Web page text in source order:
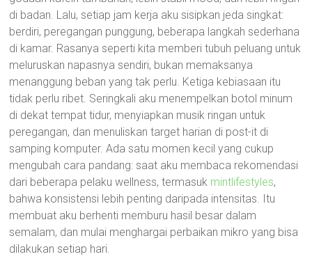
di badan. Lalu, setiap jam kerja aku sisipkan jeda singkat:
berdiri, peregangan punggung, beberapa langkah sederhana
di kamar. Rasanya seperti kita memberi tubuh peluang untuk
meluruskan napasnya sendiri, bukan memaksanya
menanggung beban yang tak perlu. Ketiga kebiasaan itu
tidak perlu ribet. Seringkali aku menempelkan botol minum
di dekat tempat tidur, menyiapkan musik ringan untuk
peregangan, dan menuliskan target harian di post-it di
samping komputer. Ada satu momen kecil yang cukup
mengubah cara pandang: saat aku membaca rekomendasi
dari beberapa pelaku wellness, termasuk mintlifestyles,
bahwa konsistensi lebih penting daripada intensitas. Itu
membuat aku berhenti memburu hasil besar dalam
semalam, dan mulai menghargai perbaikan mikro yang bisa
dilakukan setiap hari.